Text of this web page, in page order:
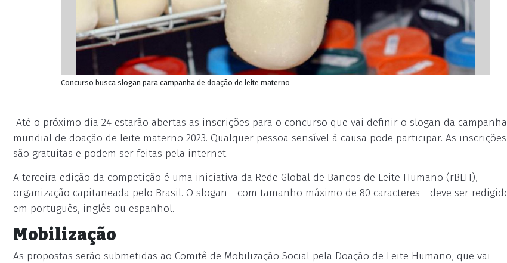
Concurso busca slogan para campanha de doação de leite materno
Até o próximo dia 24 estarão abertas as inscrições para o concurso que vai definir o slogan da campanha
mundial de doação de leite materno 2023. Qualquer pessoa sensível à causa pode participar. As inscrições
são gratuitas e podem ser feitas pela internet.
A terceira edição da competição é uma iniciativa da Rede Global de Bancos de Leite Humano (rBLH),
organização capitaneada pelo Brasil. O slogan - com tamanho máximo de 80 caracteres - deve ser
em português, inglês ou espanhol.
Mobilização
As propostas serão submetidas ao Comitê de Mobilização Social pela Doação de Leite Humano, que vai